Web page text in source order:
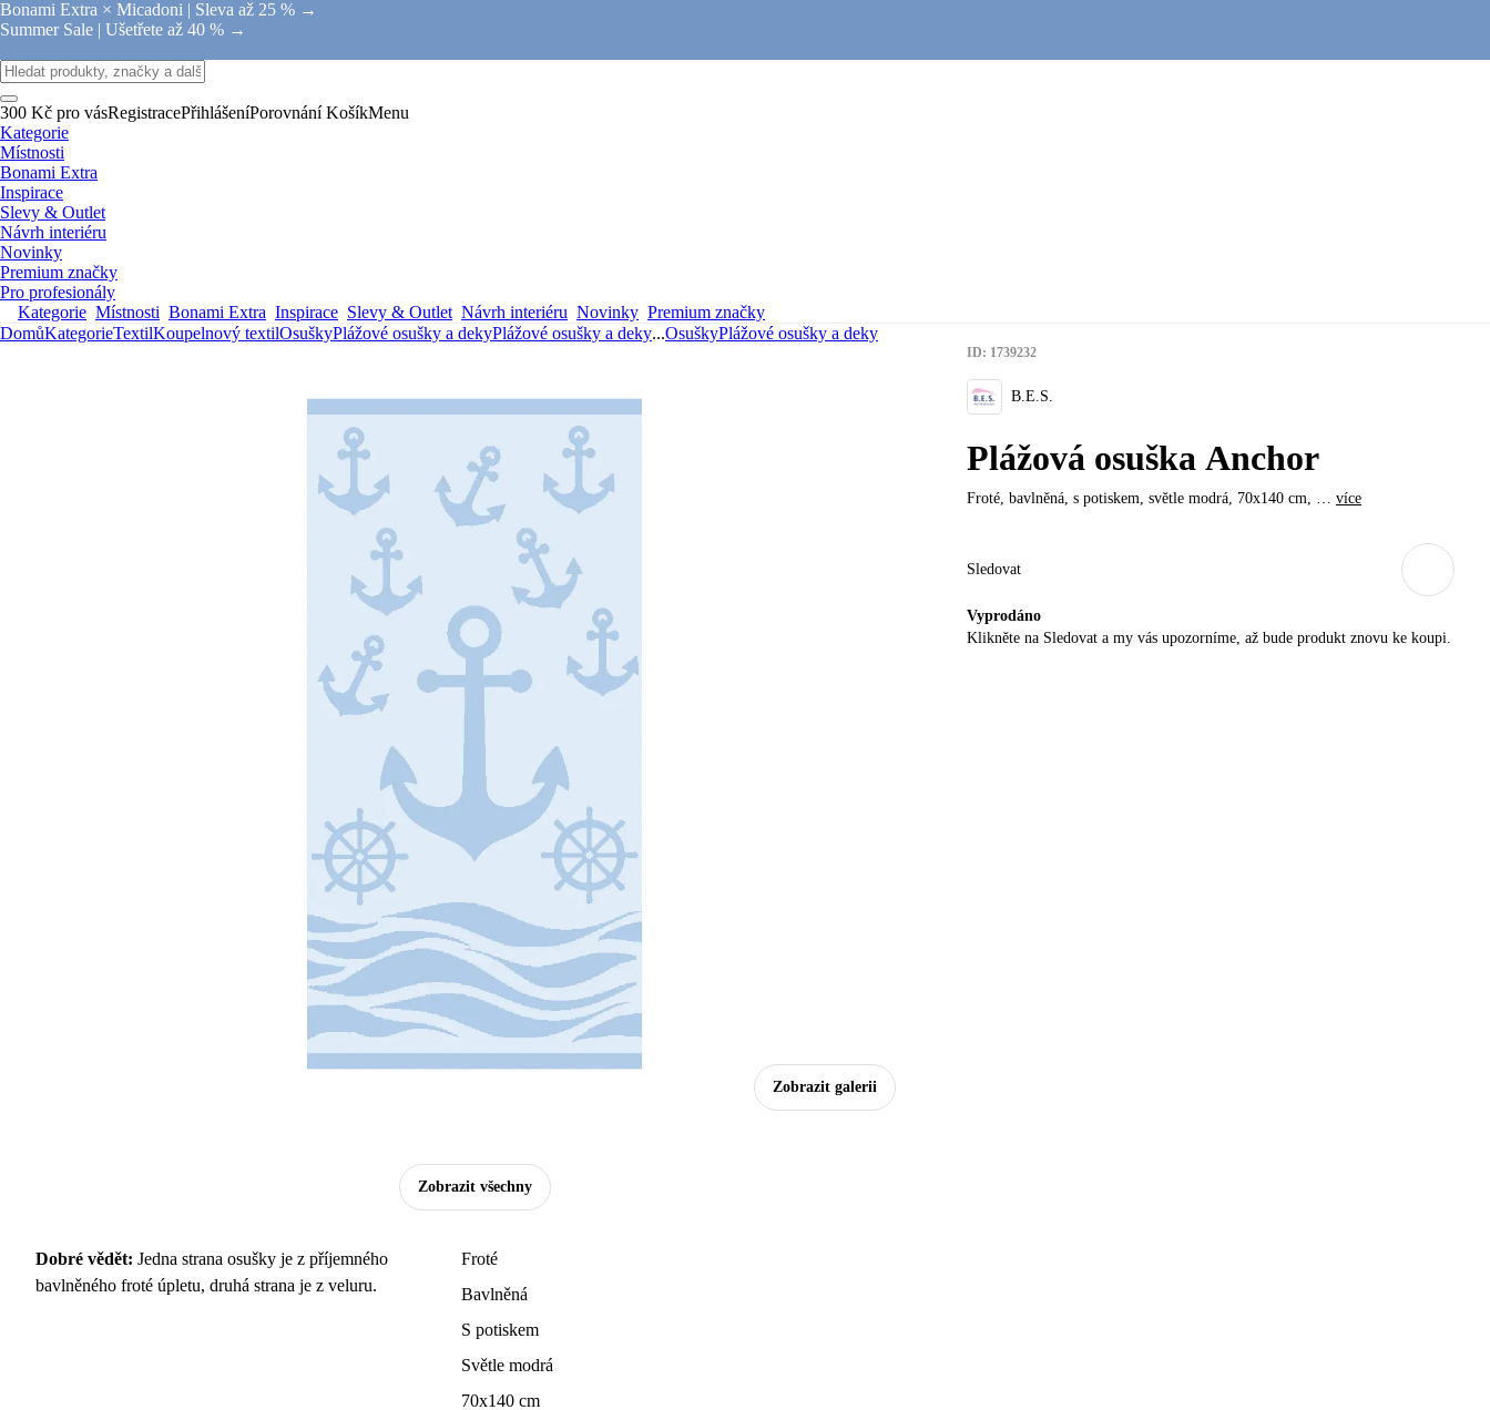
Bonami Extra × Micadoni | Sleva až 25 % →
Summer Sale | Ušetřete až 40 % →
300 Kč pro vásRegistracePřihlášeníPorovnání KošíkMenu
Kategorie
Místnosti
Bonami Extra
Inspirace
Slevy & Outlet
Návrh interiéru
Novinky
Premium značky
Pro profesionály
Kategorie Místnosti Bonami Extra Inspirace Slevy & Outlet Návrh interiéru Novinky Premium značky
DomůKategorieTextilKoupelnový textilOsuškyPlážové osušky a dekyPlážové osušky a deky...OsuškyPlážové osušky a deky
Zobrazit galerii
Zobrazit všechny
ID: 1739232
B.E.S.
Plážová osuška Anchor
Froté, bavlněná, s potiskem, světle modrá, 70x140 cm, … více
Sledovat
Vyprodáno
Klikněte na Sledovat a my vás upozorníme, až bude produkt znovu ke koupi.
Dobré vědět: Jedna strana osušky je z příjemného
bavlněného froté úpletu, druhá strana je z veluru.
Froté
Bavlněná
S potiskem
Světle modrá
70x140 cm